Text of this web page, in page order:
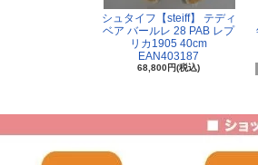
シュタイフ【steiff】 テディ
ベア バールレ 28 PAB レプ
リカ1905 40cm
EAN403187
68,800円(税込)